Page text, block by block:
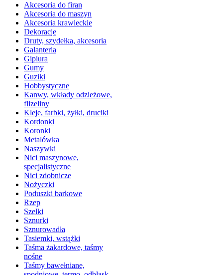
Akcesoria do firan
Akcesoria do maszyn
Akcesoria krawieckie
Dekoracje
Druty, szydełka, akcesoria
Galanteria
Gipiura
Gumy
Guziki
Hobbystyczne
Kanwy, wkłady odzieżowe,
flizeliny
Kleje, farbki, żyłki, druciki
Kordonki
Koronki
Metalówka
Naszywki
Nici maszynowe,
specjalistyczne
Nici zdobnicze
Nożyczki
Poduszki barkowe
Rzep
Szelki
Sznurki
Sznurowadła
Tasiemki, wstążki
Taśma żakardowe, taśmy
nośne
Taśmy bawełniane,